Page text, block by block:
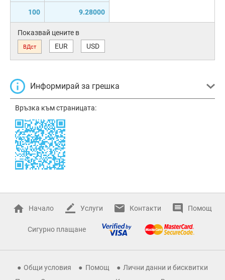
100 9.28000
Показвай цените в
ВДст EUR USD
Информирай за грешка
Връзка към страницата:
Начало Услуги Контакти Помощ
Сигурно плащане
Общи условия Помощ
Лични данни и бисквитки